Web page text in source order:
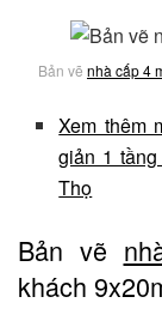
Bản vẽ nhà cấp 4
Xem thêm
giản 1
Thọ
Bản vẽ
khách